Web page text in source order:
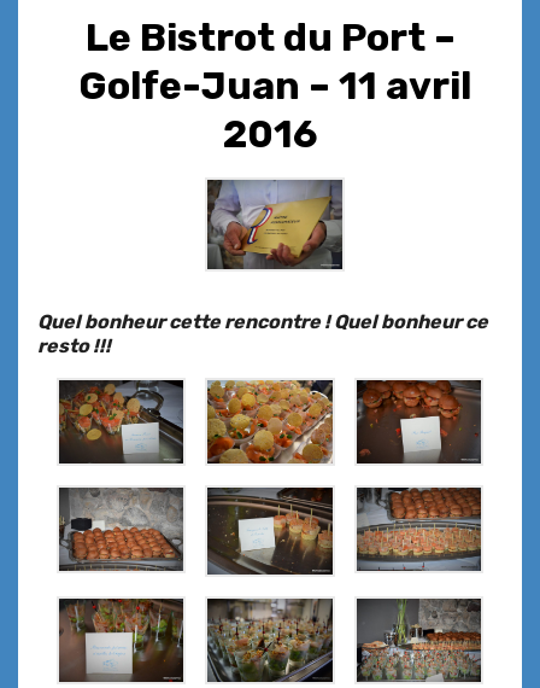
Le Bistrot du Port –
Golfe-Juan – 11 avril
2016
Quel bonheur cette rencontre !Quel bonheur ce
resto !!!